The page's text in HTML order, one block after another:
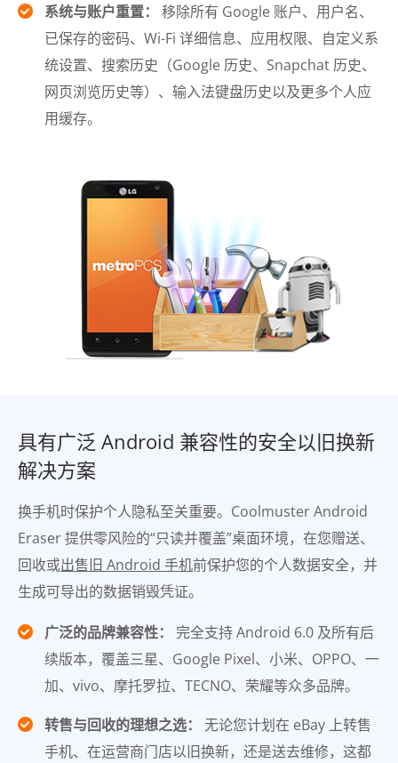
系统与账户重置：
移除所有 Google 账户、用户名、
已保存的密码、Wi-Fi 详细信息、应用权限、自定义系
统设置、搜索历史（Google 历史、Snapchat 历史、
网页浏览历史等）、输入法键盘历史以及更多个人应
用缓存。
具有广泛 Android 兼容性的安全以旧换新
解决方案
换手机时保护个人隐私至关重要。Coolmuster Android
Eraser 提供零风险的“只读并覆盖”桌面环境，在您赠送、
回收或出售旧 Android 手机前保护您的个人数据安全，并
生成可导出的数据销毁凭证。
广泛的品牌兼容性：
完全支持 Android 6.0 及所有后
续版本，覆盖三星、Google Pixel、小米、OPPO、一
加、vivo、摩托罗拉、TECNO、荣耀等众多品牌。
转售与回收的理想之选：
无论您计划在 eBay 上转售
手机、在运营商门店以旧换新，还是送去维修，这都